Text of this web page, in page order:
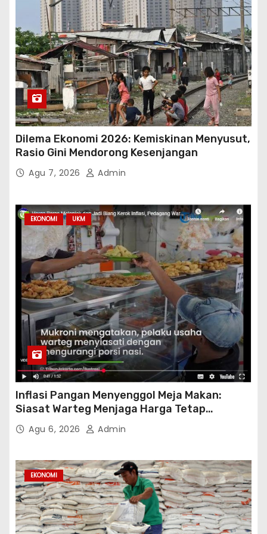
Dilema Ekonomi 2026: Kemiskinan Menyusut,
Rasio Gini Mendorong Kesenjangan
Agu 7, 2026 Admin
EKONOMI UKM
Inflasi Pangan Menyenggol Meja Makan:
Siasat Warteg Menjaga Harga Tetap
Terjangkau
Agu 6, 2026 Admin
EKONOMI